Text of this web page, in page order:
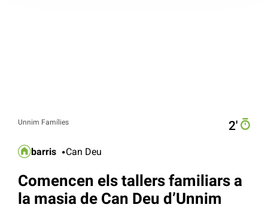
Unnim Famílies 2′
barris Can Deu
Comencen els tallers familiars a
la masia de Can Deu d’Unnim